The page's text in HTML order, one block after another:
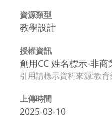
資源類型
教學設計
授權資訊
創用CC 姓名標示-非
引用請標示資料來源:教育
上傳時間
2025-03-10